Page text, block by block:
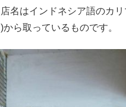
名はインドネシア語のカ
ら取っているものです。